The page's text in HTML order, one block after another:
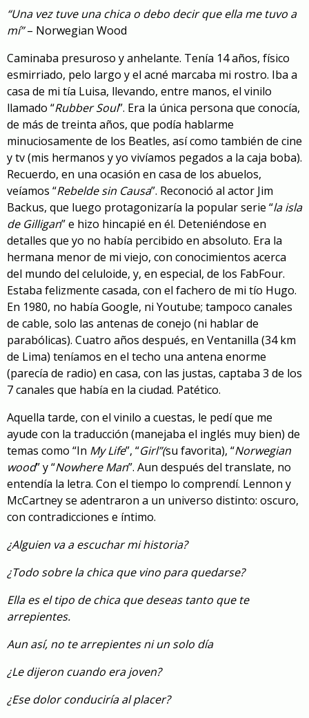
“Una vez tuve una chica o debo decir que ella me tuvo a
mí”– Norwegian Wood
Caminaba presuroso y anhelante. Tenía 14 años, físico
esmirriado, pelo largo y el acné marcaba mi rostro. Iba a
casa de mi tía Luisa, llevando, entre manos, el vinilo
llamado “Rubber Soul”. Era la única persona que conocía,
de más de treinta años, que podía hablarme
minuciosamente de los Beatles, así como también de cine
y tv (mis hermanos y yo vivíamos pegados a la caja boba).
Recuerdo, en una ocasión en casa de los abuelos,
veíamos “Rebelde sin Causa”. Reconoció al actor Jim
Backus, que luego protagonizaría la popular serie “la isla
de Gilligan” e hizo hincapié en él. Deteniéndose en
detalles que yo no había percibido en absoluto. Era la
hermana menor de mi viejo, con conocimientos acerca
del mundo del celuloide, y, en especial, de los FabFour.
Estaba felizmente casada, con el fachero de mi tío Hugo.
En 1980, no había Google, ni Youtube; tampoco canales
de cable, solo las antenas de conejo (ni hablar de
parabólicas). Cuatro años después, en Ventanilla (34 km
de Lima) teníamos en el techo una antena enorme
(parecía de radio) en casa, con las justas, captaba 3 de los
7 canales que había en la ciudad. Patético.
Aquella tarde, con el vinilo a cuestas, le pedí que me
ayude con la traducción (manejaba el inglés muy bien) de
temas como “In My Life”, “Girl”(su favorita), “Norwegian
wood” y “Nowhere Man”. Aun después del translate, no
entendía la letra. Con el tiempo lo comprendí. Lennon y
McCartney se adentraron a un universo distinto: oscuro,
con contradicciones e íntimo.
¿Alguien va a escuchar mi historia?
¿Todo sobre la chica que vino para quedarse?
Ella es el tipo de chica que deseas tanto que te
arrepientes.
Aun así, no te arrepientes ni un solo día
¿Le dijeron cuando era joven?
¿Ese dolor conduciría al placer?